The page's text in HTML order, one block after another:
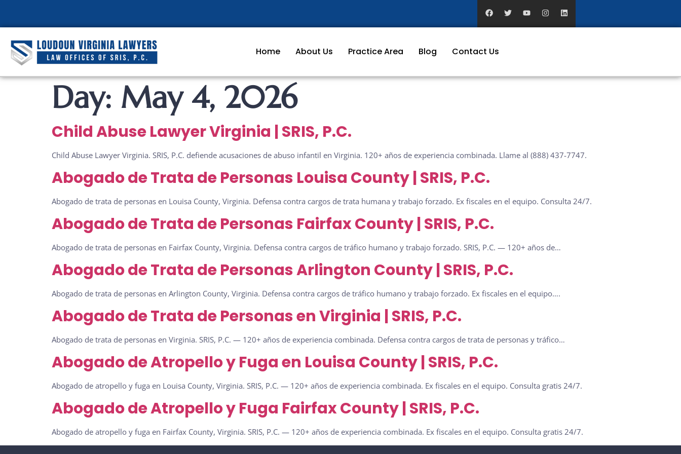
Home About Us Practice Area Blog Contact Us
Day: May 4, 2026
Child Abuse Lawyer Virginia | SRIS, P.C.
Child Abuse Lawyer Virginia. SRIS, P.C. defiende acusaciones de abuso infantil en Virginia. 120+ años de experiencia combinada. Llame al (888) 437-7747.
Abogado de Trata de Personas Louisa County | SRIS, P.C.
Abogado de trata de personas en Louisa County, Virginia. Defensa contra cargos de trata humana y trabajo forzado. Ex fiscales en el equipo. Consulta 24/7.
Abogado de Trata de Personas Fairfax County | SRIS, P.C.
Abogado de trata de personas en Fairfax County, Virginia. Defensa contra cargos de tráfico humano y trabajo forzado. SRIS, P.C. — 120+ años de…
Abogado de Trata de Personas Arlington County | SRIS, P.C.
Abogado de trata de personas en Arlington County, Virginia. Defensa contra cargos de tráfico humano y trabajo forzado. Ex fiscales en el equipo….
Abogado de Trata de Personas en Virginia | SRIS, P.C.
Abogado de trata de personas en Virginia. SRIS, P.C. — 120+ años de experiencia combinada. Defensa contra cargos de trata de personas y tráfico…
Abogado de Atropello y Fuga en Louisa County | SRIS, P.C.
Abogado de atropello y fuga en Louisa County, Virginia. SRIS, P.C. — 120+ años de experiencia combinada. Ex fiscales en el equipo. Consulta gratis 24/7.
Abogado de Atropello y Fuga Fairfax County | SRIS, P.C.
Abogado de atropello y fuga en Fairfax County, Virginia. SRIS, P.C. — 120+ años de experiencia combinada. Ex fiscales en el equipo. Consulta gratis 24/7.